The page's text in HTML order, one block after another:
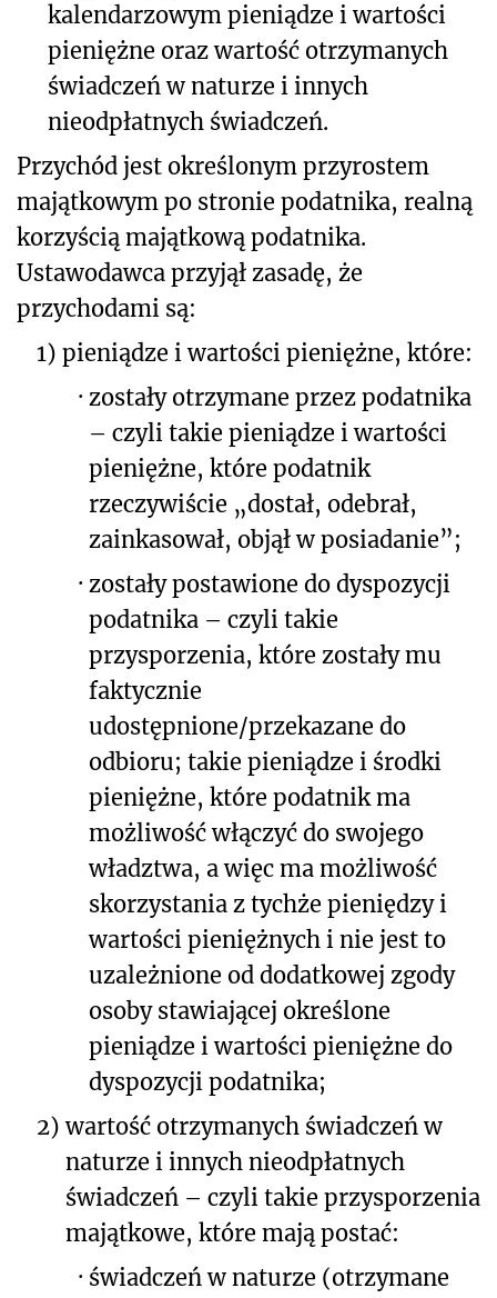
kalendarzowym pieniądze i wartości
pieniężne oraz wartość otrzymanych
świadczeń w naturze i innych
nieodpłatnych świadczeń.
Przychód jest określonym przyrostem
majątkowym po stronie podatnika, realną
korzyścią majątkową podatnika.
Ustawodawca przyjął zasadę, że
przychodami są:
1) pieniądze i wartości pieniężne, które:
· zostały otrzymane przez podatnika
– czyli takie pieniądze i wartości
pieniężne, które podatnik
rzeczywiście „dostał, odebrał,
zainkasował, objął w posiadanie”;
· zostały postawione do dyspozycji
podatnika – czyli takie
przysporzenia, które zostały mu
faktycznie
udostępnione/przekazane do
odbioru; takie pieniądze i środki
pieniężne, które podatnik ma
możliwość włączyć do swojego
władztwa, a więc ma możliwość
skorzystania z tychże pieniędzy i
wartości pieniężnych i nie jest to
uzależnione od dodatkowej zgody
osoby stawiającej określone
pieniądze i wartości pieniężne do
dyspozycji podatnika;
2) wartość otrzymanych świadczeń w
naturze i innych nieodpłatnych
świadczeń – czyli takie przysporzenia
majątkowe, które mają postać:
· świadczeń w naturze (otrzymane